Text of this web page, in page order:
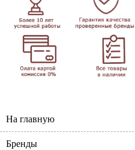
На главную
Бренды